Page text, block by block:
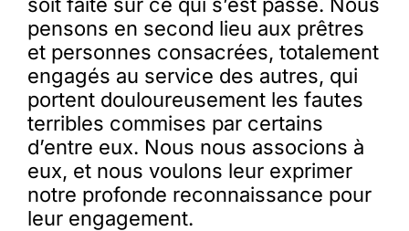
pensons en second lieu aux prêtres
et personnes consacrées, totalement
engagés au service des autres, qui
portent douloureusement les fautes
terribles commises par certains
d’entre eux. Nous nous associons à
eux, et nous voulons leur exprimer
notre profonde reconnaissance pour
leur engagement.